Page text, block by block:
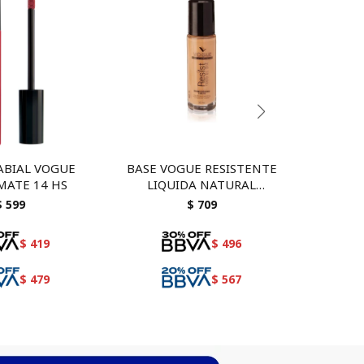
VOGUE
14 HS
599
$ 419
$ 479
BASE VOGUE RESISTENTE
LIQUIDA NATURAL
ACABADO MATE
$ 709
$ 496
$ 567